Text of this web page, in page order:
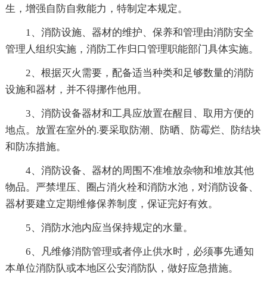
生，增强自防自救能力，特制定本规定。
1、消防设施、器材的维护、保养和管理由消防安全
管理人组织实施，消防工作归口管理职能部门具体实施。
2、根据灭火需要，配备适当种类和足够数量的消防
设施和器材，并不得挪作他用。
3、消防设备器材和工具应放置在醒目、取用方便的
地点。放置在室外的.要采取防潮、防晒、防霉烂、防结块
和防冻措施。
4、消防设备、器材的周围不准堆放杂物和堆放其他
物品。严禁埋压、圈占消火栓和消防水池，对消防设备、
器材要建立定期维修保养制度，保证完好有效。
5、消防水池内应当保持规定的水量。
6、凡维修消防管理或者停止供水时，必须事先通知
本单位消防队或本地区公安消防队，做好应急措施。